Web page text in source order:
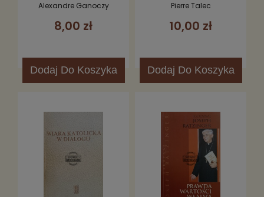
Alexandre Ganoczy
8,00 zł
Dodaj Do Koszyka
Pierre Talec
10,00 zł
Dodaj Do Koszyka